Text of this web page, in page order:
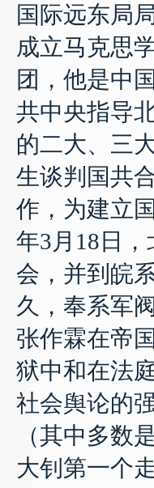
国际远东局
成立马克思
团，他是中
共中央指导
的二大、三
生谈判国共
作，为建立
年3月 18 日
会，并到皖
久，奉系军
张作霖在帝
狱中和在法
社会舆论的
（其中多数
大钊第一个